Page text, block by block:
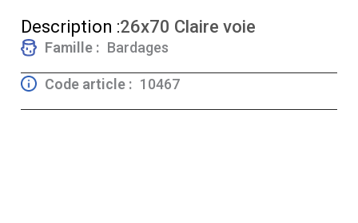
Description :26x70 Claire voie
Famille : Bardages
Code article : 10467